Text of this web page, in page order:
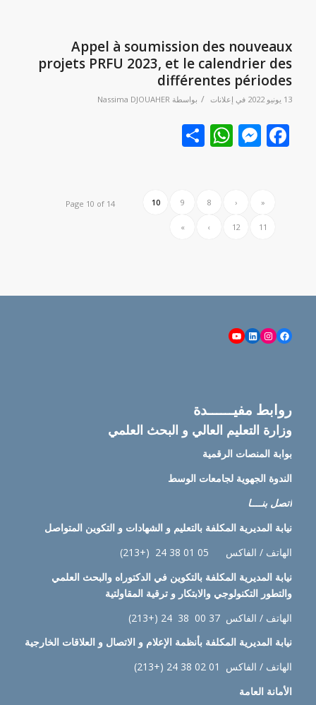
Appel à soumission des nouveaux
projets PRFU 2023, et le calendrier des
différentes périodes
13 يونيو 2022 في إعلانات / بواسطة Nassima DJOUAHER
Facebook
Messenger
WhatsApp
نشر
Page 10 of 14 «
‹
8
9
10
11
12
›
»
Facebook
Instagram
LinkedIn
YouTube
روابط مفيــــــدة
وزارة التعليم العالي و البحث العلمي
بوابة المنصات الرقمية
الندوة الجهوية لجامعات الوسط
اتصل بنــــا
نيابة المديرية المكلفة بالتعليم و الشهادات و التكوين المتواصل
الهاتف / الفاكس 05 01 38 24 (+213)
نيابة المديرية المكلفة بالتكوين في الدكتوراه والبحث العلمي
والتطور التكنولوجي والابتكار و ترقية المقاولتية
الهاتف / الفاكس 37 00 38 24 (+213)
نيابة المديرية المكلفة بأنظمة الإعلام و الاتصال و العلاقات الخارجية
الهاتف / الفاكس 01 02 38 24 (+213)
الأمانة العامة